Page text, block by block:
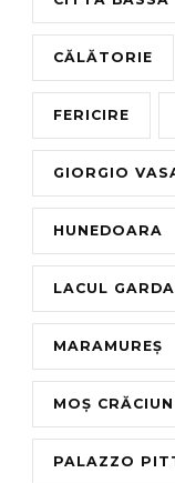
CĂLĂTORIE
FERICIRE
GIORGIO
HUNEDOARA
LACUL GARDA
MARAMUREȘ
MOȘ CRĂCIUN
PALAZZO